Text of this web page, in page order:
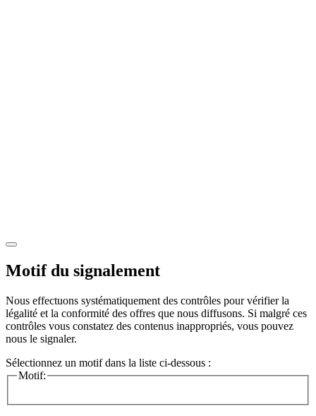
Motif du signalement
Nous effectuons systématiquement des contrôles pour vérifier la
légalité et la conformité des offres que nous diffusons. Si malgré ces
contrôles vous constatez des contenus inappropriés, vous pouvez
nous le signaler.
Sélectionnez un motif dans la liste ci-dessous :
Motif: